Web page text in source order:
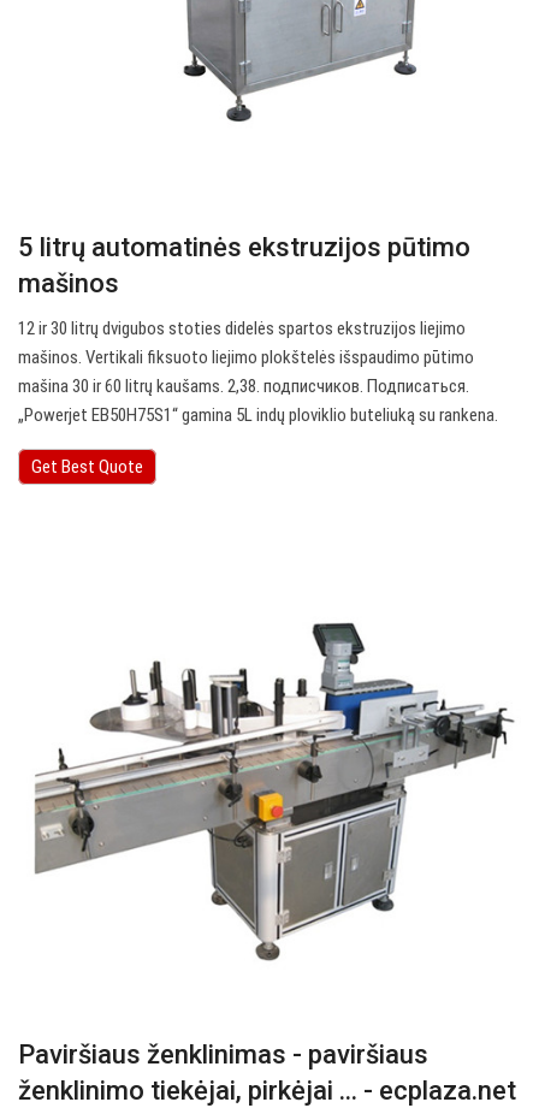
5 litrų automatinės ekstruzijos pūtimo
mašinos
12 ir 30 litrų dvigubos stoties didelės spartos ekstruzijos liejimo
mašinos. Vertikali fiksuoto liejimo plokštelės išspaudimo pūtimo
mašina 30 ir 60 litrų kaušams. 2,38. подписчиков. Подписаться.
„Powerjet EB50H75S1“ gamina 5L indų ploviklio buteliuką su rankena.
Get Best Quote
Paviršiaus ženklinimas - paviršiaus
ženklinimo tiekėjai, pirkėjai ... - ecplaza.net